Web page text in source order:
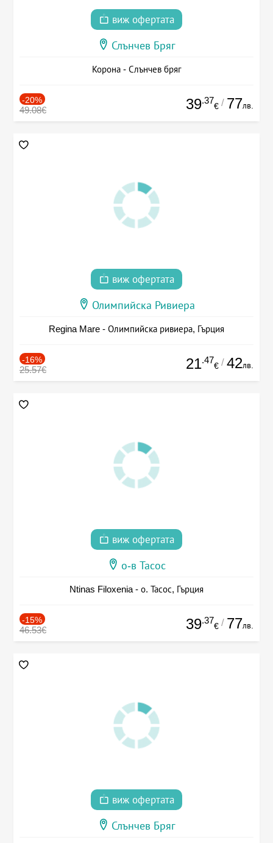
виж офертата
Слънчев Бряг
Корона - Слънчев бряг
-20%
49.08€ 39.37
€ / 77лв.
виж офертата
Олимпийска Ривиера
Regina Mare - Олимпийска ривиера, Гърция
-16%
25.57€ 21.47
€ / 42лв.
виж офертата
о-в Тасос
Ntinas Filoxenia - о. Тасос, Гърция
-15%
46.53€ 39.37
€ / 77лв.
виж офертата
Слънчев Бряг